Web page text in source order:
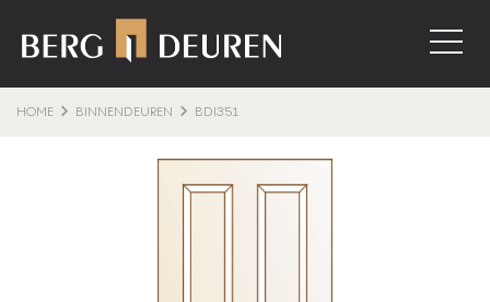
HOME BINNENDEUREN BDI351